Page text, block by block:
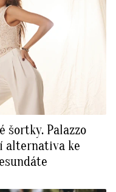
šortky. Palazzo
alternativa ke